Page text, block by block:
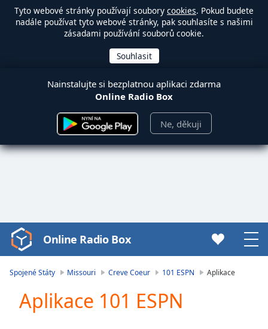
Tyto webové stránky používají soubory cookies. Pokud budete
nadále používat tyto webové stránky, pak souhlasíte s našimi
zásadami používání souborů cookie.
Nainstalujte si bezplatnou aplikaci zdarma
Online Radio Box
Ne, děkuji
Video
Player
Play
Video
Online Radio Box
Spojené Státy Missouri Creve Coeur 101 ESPN Aplikace
Aplikace 101 ESPN